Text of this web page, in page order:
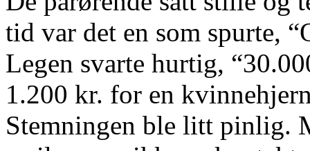
tid var det en som spurte,
Legen svarte hurtig,
1.200 kr. for en
Stemningen ble litt pinlig.